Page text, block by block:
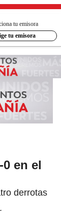
tu emisora
tu emisora
en el
derrotas